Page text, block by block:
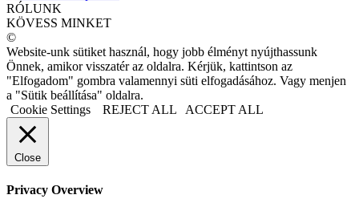
RÓLUNK
KÖVESS MINKET
©
Website-unk sütiket használ, hogy jobb élményt nyújthassunk
Önnek, amikor visszatér az oldalra. Kérjük, kattintson az
"Elfogadom" gombra valamennyi süti elfogadásához. Vagy menjen
a "Sütik beállítása" oldalra.
Cookie Settings
REJECT ALL ACCEPT ALL
Close
Privacy Overview